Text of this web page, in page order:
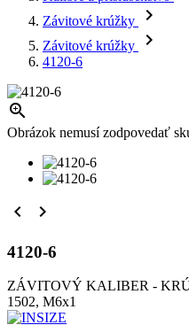
Závitové krúžky 
Závitové krúžky 
4120-6

Obrázok nemusí zodpovedať
 
4120-6
ZÁVITOVÝ KALIBER -
1502, M6x1